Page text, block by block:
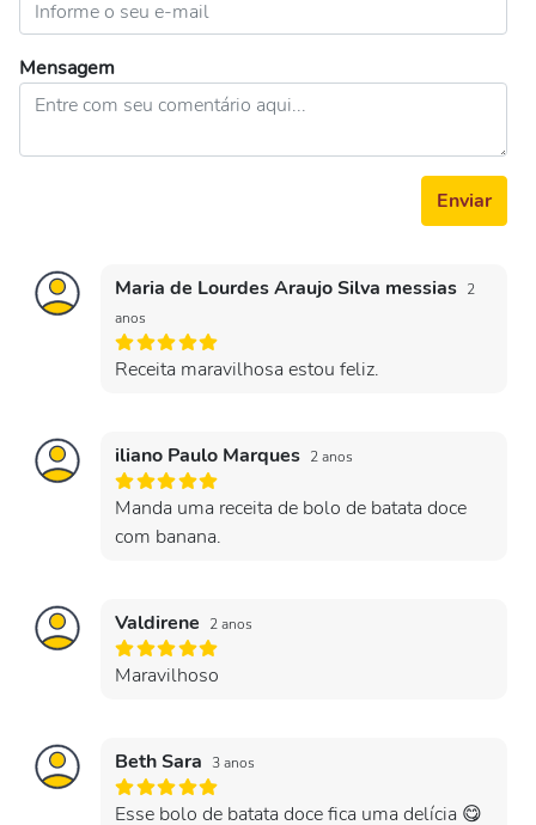
Mensagem
Enviar
Maria de Lourdes Araujo Silva messias 2
anos
Receita maravilhosa estou feliz.
iliano Paulo Marques 2 anos
Manda uma receita de bolo de batata doce
com banana.
Valdirene 2 anos
Maravilhoso
Beth Sara 3 anos
Esse bolo de batata doce fica uma delícia 😋